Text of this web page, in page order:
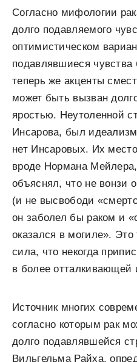
Согласно мифологии
долго подавляемого
оптимисти­ческом
подавлявшиеся
теперь же акценты
может быть вызван
яростью. Неутоленной
Инсарова, был
нет Инсаровых. Их
вроде Нормана
объяснял, что не вонзи
(и не высвободи
он заболел бы раком и
оказался в могиле».
сила, что некогда
в более отталкивающей
Источник многих
согласно которым рак
долго подавляв­шейся
Вильгельма Райха,